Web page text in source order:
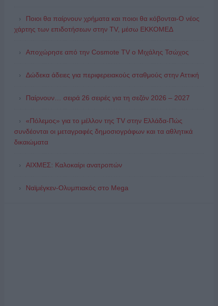
Ποιοι θα παίρνουν χρήματα και ποιοι θα κόβονται-Ο νέος
χάρτης των επιδοτήσεων στην TV, μέσω ΕΚΚΟΜΕΔ
Αποχώρησε από την Cosmote TV o Μιχάλης Τσώχος
Δώδεκα άδειες για περιφερειακούς σταθμούς στην Αττική
Παίρνουν… σειρά 26 σειρές για τη σεζόν 2026 – 2027
«Πόλεμος» για το μέλλον της TV στην Ελλάδα-Πώς
συνδέονται οι μεταγραφές δημοσιογράφων και τα αθλητικά
δικαιώματα
ΑΙΧΜΕΣ: Καλοκαίρι ανατροπών
Ναϊμέγκεν-Ολυμπιακός στο Mega